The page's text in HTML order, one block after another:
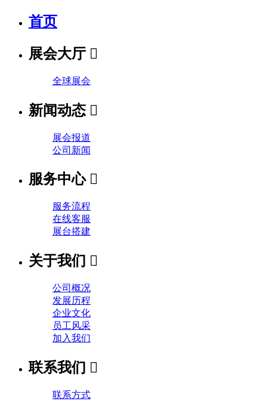
首页
展会大厅 
全球展会
新闻动态 
展会报道
公司新闻
服务中心 
服务流程
在线客服
展台搭建
关于我们 
公司概况
发展历程
企业文化
员工风采
加入我们
联系我们 
联系方式